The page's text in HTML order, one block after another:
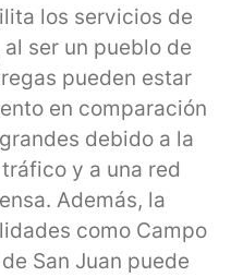
los servicios de
ser un pueblo de
pueden estar
en comparación
debido a la
y a una red
Además, la
como Campo
San Juan puede